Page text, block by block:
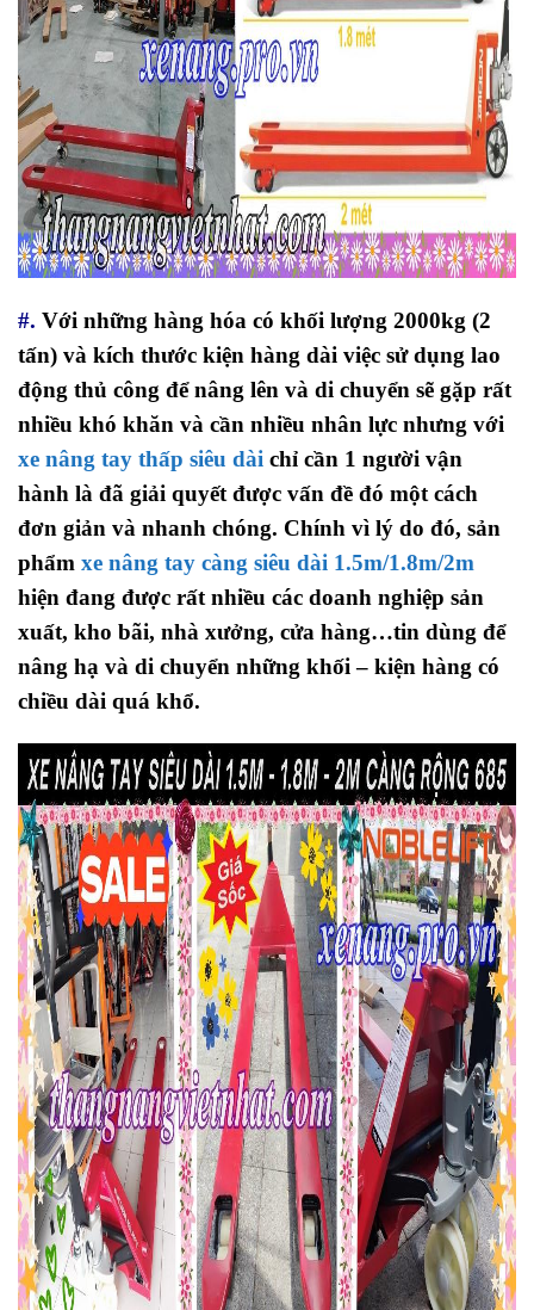
#. Với những hàng hóa có khối lượng 2000kg (2
tấn) và kích thước kiện hàng dài việc sử dụng lao
động thủ công để nâng lên và di chuyển sẽ gặp rất
nhiều khó khăn và cần nhiều nhân lực nhưng với
xe nâng tay thấp siêu dài chỉ cần 1 người vận
hành là đã giải quyết được vấn đề đó một cách
đơn giản và nhanh chóng. Chính vì lý do đó, sản
phẩm xe nâng tay càng siêu dài 1.5m/1.8m/2m
hiện đang được rất nhiều các doanh nghiệp sản
xuất, kho bãi, nhà xưởng, cửa hàng…tin dùng để
nâng hạ và di chuyển những khối – kiện hàng có
chiều dài quá khổ.